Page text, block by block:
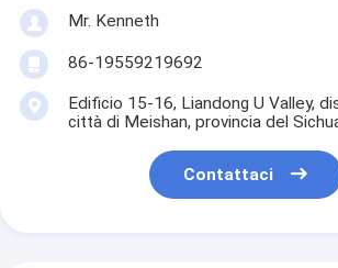
Mr. Kenneth
86-19559219692
Edificio 15-16, Liandong U Valley,
città di Meishan, provincia del
Contattaci